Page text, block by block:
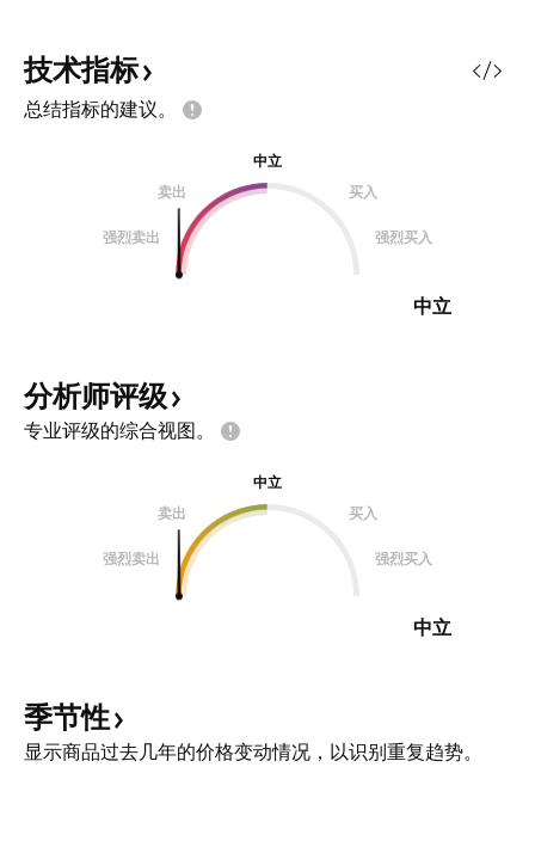
技术指标
总结指标的建议。
中立
卖出
买入
强烈卖出 强烈买入
中立
分析师评级
专业评级的综合视图。
中立
卖出
买入
强烈卖出 强烈买入
中立
季节性
显示商品过去几年的价格变动情况，以识别重复趋势。